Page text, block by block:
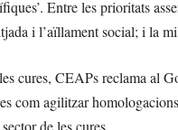
Entre les prioritats
i l’aïllament social; i la
cures, CEAPs reclama al
com agilitzar
de les cures.